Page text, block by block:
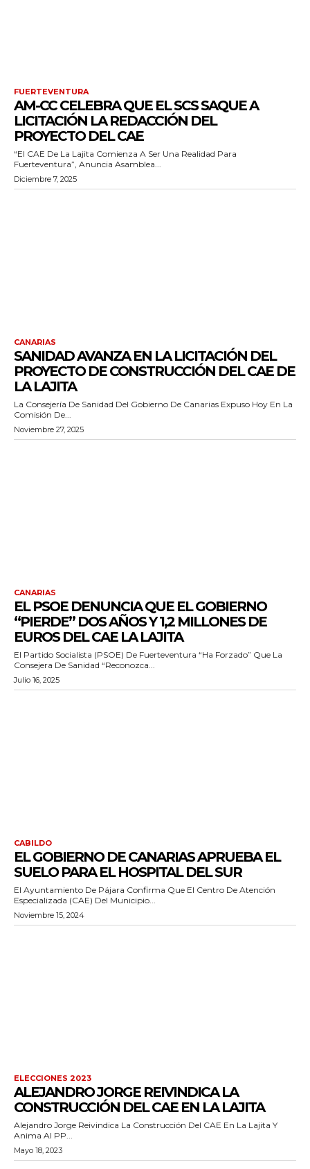
FUERTEVENTURA
AM-CC CELEBRA QUE EL SCS SAQUE A
LICITACIÓN LA REDACCIÓN DEL
PROYECTO DEL CAE
“El CAE De La Lajita Comienza A Ser Una Realidad Para
Fuerteventura”, Anuncia Asamblea...
Diciembre 7, 2025
CANARIAS
SANIDAD AVANZA EN LA LICITACIÓN DEL
PROYECTO DE CONSTRUCCIÓN DEL CAE DE
LA LAJITA
La Consejería De Sanidad Del Gobierno De Canarias Expuso Hoy En La
Comisión De...
Noviembre 27, 2025
CANARIAS
EL PSOE DENUNCIA QUE EL GOBIERNO
“PIERDE” DOS AÑOS Y 1,2 MILLONES DE
EUROS DEL CAE LA LAJITA
El Partido Socialista (PSOE) De Fuerteventura “ha Forzado” Que La
Consejera De Sanidad “reconozca...
Julio 16, 2025
CABILDO
EL GOBIERNO DE CANARIAS APRUEBA EL
SUELO PARA EL HOSPITAL DEL SUR
El Ayuntamiento De Pájara Confirma Que El Centro De Atención
Especializada (CAE) Del Municipio...
Noviembre 15, 2024
ELECCIONES 2023
ALEJANDRO JORGE REIVINDICA LA
CONSTRUCCIÓN DEL CAE EN LA LAJITA
Alejandro Jorge Reivindica La Construcción Del CAE En La Lajita Y
Anima Al PP...
Mayo 18, 2023